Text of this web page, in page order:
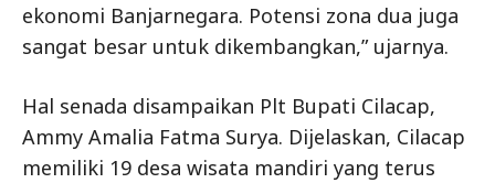
ekonomi Banjarnegara. Potensi zona dua juga
sangat besar untuk dikembangkan,” ujarnya.
Hal senada disampaikan Plt Bupati Cilacap,
Ammy Amalia Fatma Surya. Dijelaskan, Cilacap
memiliki 19 desa wisata mandiri yang terus